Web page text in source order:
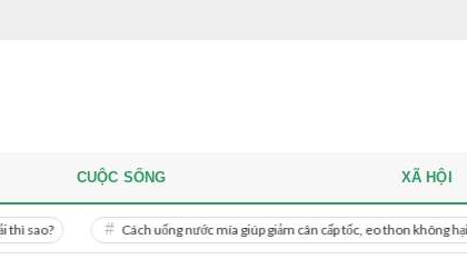
Cách uống nước mía giúp giảm cân cấp tốc, eo thon không hại sức khỏe
CUỘC SỐNG XÃ HỘI